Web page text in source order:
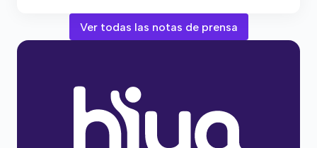
Ver todas las notas de prensa